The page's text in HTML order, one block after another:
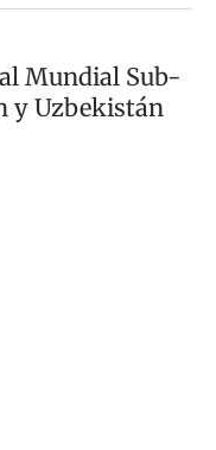
Mundial Sub-
y Uzbekistán